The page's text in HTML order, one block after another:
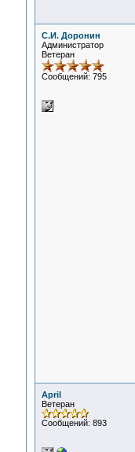
С.И. Доронин
Администратор
Ветеран
Сообщений: 795
April
Ветеран
Сообщений: 893